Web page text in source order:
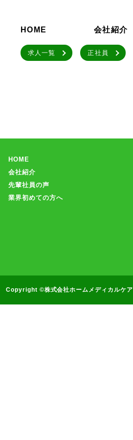
HOME 会社紹介
求人一覧 正社員
HOME
会社紹介
先輩社員の声
業界初めての方へ
Copyright ©株式会社ホームメディカルケア